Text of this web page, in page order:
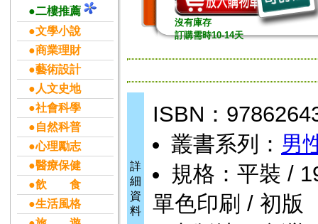
●二樓推薦
●文學小說
●商業理財
●藝術設計
●人文史地
●社會科學
●自然科普
●心理勵志
●醫療保健
●飲 食
●生活風格
沒有庫存
訂購需時10-14天
詳
細
資
料
ISBN：
叢書系列： 男
規格：平裝 /
單色印刷 / 初版